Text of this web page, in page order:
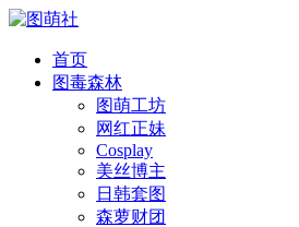
首页
图毒森林
图萌工坊
网红正妹
Cosplay
美丝博主
日韩套图
森萝财团